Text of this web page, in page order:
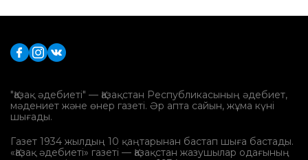
"Қазақ әдебиеті" — Қазақстан Республикасының әдебиет,
мәдениет және өнер газеті. Әр апта сайын, жұма күні
шығады.
Газет 1934 жылдың 10 қаңтарынан бастап шыға бастады.
«Қазақ әдебиеті» газеті — Қазақстан жазушылар одағының